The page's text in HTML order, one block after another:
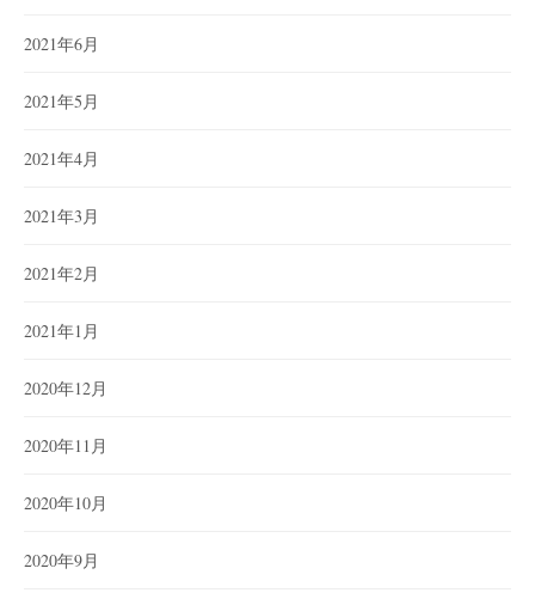
2021年6月
2021年5月
2021年4月
2021年3月
2021年2月
2021年1月
2020年12月
2020年11月
2020年10月
2020年9月